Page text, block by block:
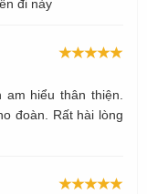
đi này
hiểu thân thiện.
đoàn. Rất hài lòng